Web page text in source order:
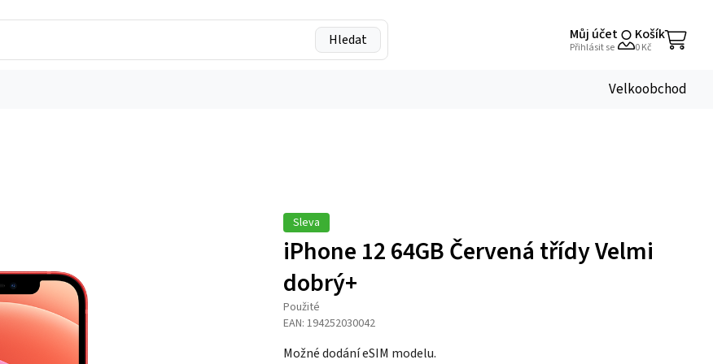
Hledat
My
Account
Můj účet
Přihlásit se
Košík
0Kč
Velkoobchod
Sleva
iPhone 12 64GB Červená třídy Velmi
dobrý+
Použité
EAN: 194252030042
Možné dodání eSIM modelu.